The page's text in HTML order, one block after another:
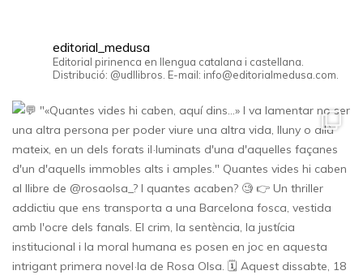
editorial_medusa
Editorial pirinenca en llengua catalana i castellana.
Distribució: @udllibros. E-mail: info@editorialmedusa.com.